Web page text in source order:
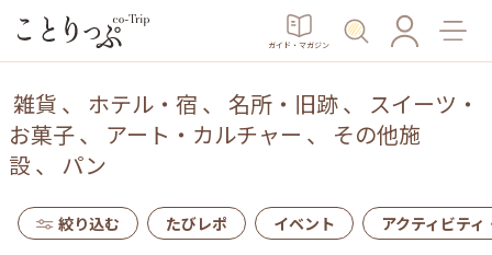
ガイド・マガジン
雑貨 、 ホテル・宿 、 名所・旧跡、 スイーツ・
お菓子、 アート・カルチャー 、 その他施
設、 パン
絞り込む たびレポ イベント アクティビティ